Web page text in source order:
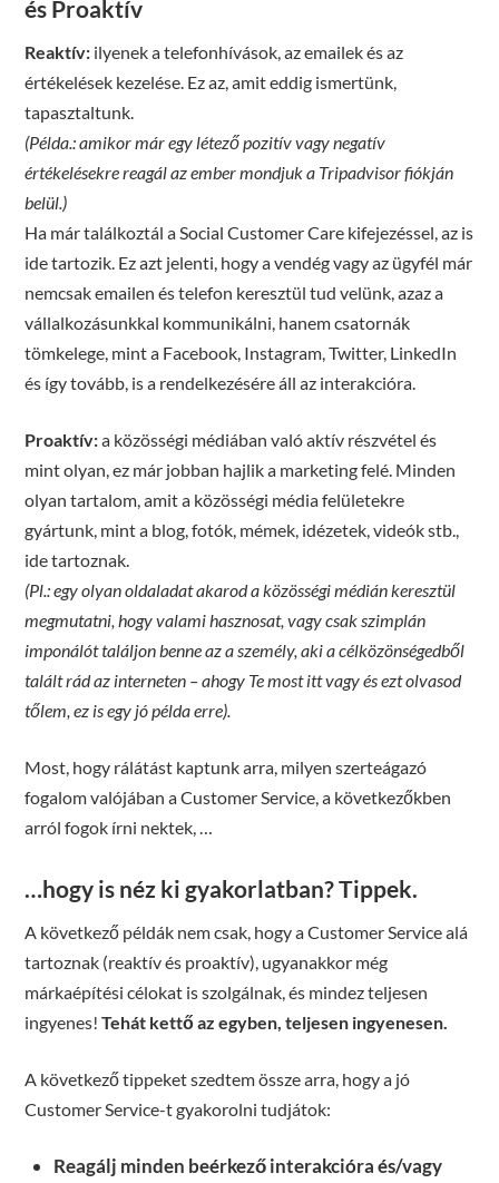
és Proaktív
Reaktív: ilyenek a telefonhívások, az emailek és az
értékelések kezelése. Ez az, amit eddig ismertünk,
tapasztaltunk.
(Példa.: amikor már egy létező pozitív vagy negatív
értékelésekre reagál az ember mondjuk a Tripadvisor fiókján
belül.)
Ha már találkoztál a Social Customer Care kifejezéssel, az is
ide tartozik. Ez azt jelenti, hogy a vendég vagy az ügyfél már
nemcsak emailen és telefon keresztül tud velünk, azaz a
vállalkozásunkkal kommunikálni, hanem csatornák
tömkelege, mint a Facebook, Instagram, Twitter, LinkedIn
és így tovább, is a rendelkezésére áll az interakcióra.
Proaktív:a közösségi médiában való aktív részvétel és
mint olyan, ez már jobban hajlik a marketing felé. Minden
olyan tartalom, amit a közösségi média felületekre
gyártunk, mint a blog, fotók, mémek, idézetek, videók stb.,
ide tartoznak.
(Pl.: egy olyan oldaladat akarod a közösségi médián keresztül
megmutatni, hogy valami hasznosat, vagy csak szimplán
imponálót találjon benne az a személy, aki a célközönségedből
talált rád az interneten – ahogy Te most itt vagy és ezt olvasod
tőlem, ez is egy jó példa erre).
Most, hogy rálátást kaptunk arra, milyen szerteágazó
fogalom valójában a Customer Service, a következőkben
arról fogok írni nektek, …
…hogy is néz ki gyakorlatban? Tippek.
A következő példák nem csak, hogy a Customer Service alá
tartoznak (reaktív és proaktív), ugyanakkor még
márkaépítési célokat is szolgálnak, és mindez teljesen
ingyenes!Tehát kettő az egyben, teljesen ingyenesen.
A következő tippeket szedtem össze arra, hogy a jó
Customer Service-t gyakorolni tudjátok:
Reagálj minden beérkező interakcióra és/vagy